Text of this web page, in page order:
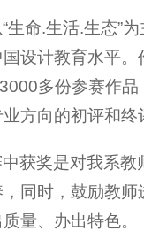
生命.生活.生态”
设计教育水平
多份参赛作
方向的初评和终
获奖是对我系
同时，鼓励教
量、办出特色。